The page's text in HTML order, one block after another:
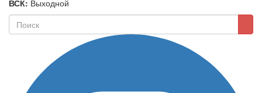
ВСК: Выходной